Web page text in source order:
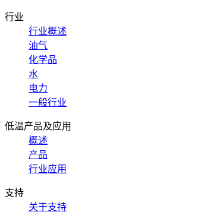
行业
行业概述
油气
化学品
水
电力
一般行业
低温产品及应用
概述
产品
行业应用
支持
关于支持